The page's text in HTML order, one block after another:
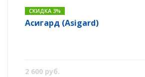
СКИДКА 3%
Асигард (Asigard)
2 600 руб.